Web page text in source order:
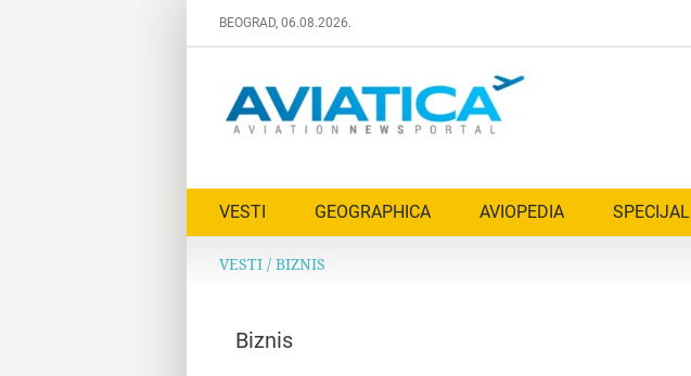
BEOGRAD, 06.08.2026.
VESTI GEOGRAPHICA AVIOPEDIA SPECIJAL
VESTI/ BIZNIS
Biznis